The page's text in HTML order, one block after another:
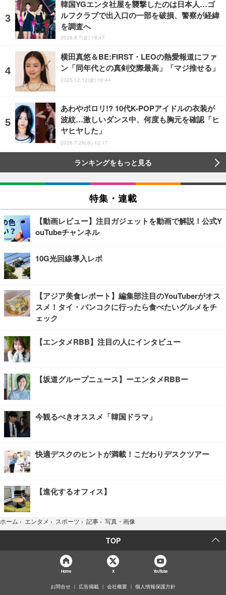
韓国YGエンタ社屋を襲撃したのは日本人…ゴ
ルフクラブで出入口の一部を破損、警察が経緯
を調査へ
2026.8.7(金) 18:47
横田真悠＆BE:FIRST・LEOの熱愛報道にファ
ン「同年代との真剣交際最高」「マジ推せる」
2025.12.12(金) 18:44
あわやポロリ!? 10代K-POPアイドルの衣装が
波紋…激しいダンス中、何度も胸元を確認「ヒ
ヤヒヤした」
2026.7.29(水) 12:17
ランキングをもっと見る
特集・連載
【動画レビュー】注目ガジェットを動画で解説！公式Y
ouTubeチャンネル
10G光回線導入レポ
【アジア美食レポート】編集部注目のYouTuberがオス
スメ！タイ・バンコクに行ったら食べたいグルメをチ
ェック
【エンタメRBB】注目の人にインタビュー
【坂道グループニュース】ーエンタメRBBー
今観るべきオススメ「韓国ドラマ」
快適デスクのヒントが満載！こだわりデスクツアー
【進化するオフィス】
ホーム › エンタメ › スポーツ › 記事 › 写真・画像
TOP
Home X YouTube
お問合せ 広告掲載 会社概要 個人情報保護方針